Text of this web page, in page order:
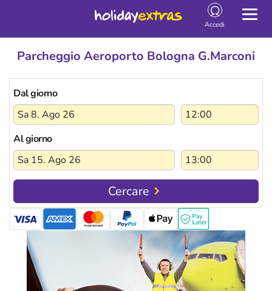
Accedi
Parcheggio Aeroporto Bologna G.Marconi
Dal giorno
Al giorno
Cercare